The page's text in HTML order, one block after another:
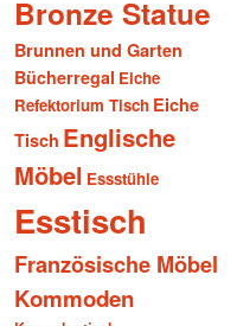
Bronze Statue
Brunnen und Garten
Bücherregal Eiche
Refektorium Tisch Eiche
Tisch Englische
Möbel Essstühle
Esstisch
Französische Möbel
Kommoden